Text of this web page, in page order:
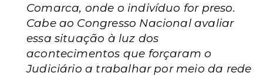
Comarca, onde o indivíduo for preso.
Cabe ao Congresso Nacional avaliar
essa situação à luz dos
acontecimentos que forçaram o
Judiciário a trabalhar por meio da rede